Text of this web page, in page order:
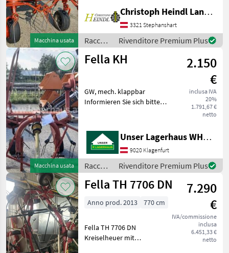
Macchina usata
Klappung + Gelenkwelle
Technisch sehr guter
Zustand Privatverkauf Aus
etwaige
Christoph Heindl Landtechnik GmbH, Stephanshart
3321 Stephanshart
Raccolta
mangimi
/ Fella
Rivenditore Premium Plus
Macchina usata
Fella KH
2.150
€
inclusa IVA
20%
1.791,67 €
netto
GW, mech. klappbar
Informieren Sie sich bitte
Ihnen angefragte Maschine
aktuell bei uns am Lager
steht. Wir inserieren au
Unser Lagerhaus WHG, Kärnten, Klagenfurt
9020 Klagenfurt
Raccolta
mangimi
/ Fella
Rivenditore Premium Plus
Fella TH 7706 DN
7.290
€
IVA/commissione
inclusa
6.451,33 €
netto
Anno prod. 2013 770 cm
Fella TH 7706 DN
Kreiselheuer mit